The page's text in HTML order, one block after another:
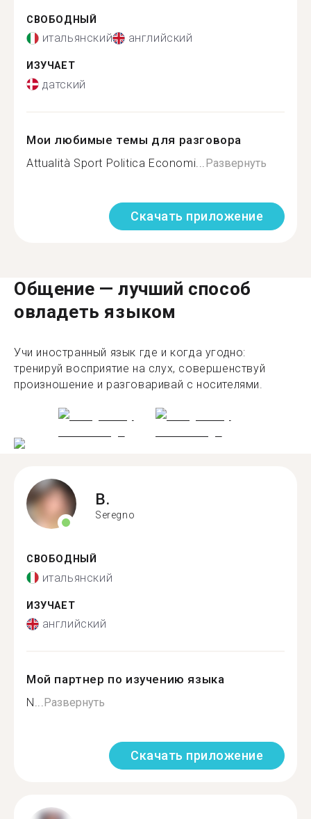
СВОБОДНЫЙ
итальянский английский
ИЗУЧАЕТ
датский
Мои любимые темы для разговора
Attualità Sport Politica Economi... Развернуть
Скачать приложение
Общение — лучший способ
овладеть языком
Учи иностранный язык где и когда угодно:
тренируй восприятие на слух, совершенствуй
произношение и разговаривай с носителями.
B.
Seregno
СВОБОДНЫЙ
итальянский
ИЗУЧАЕТ
английский
Мой партнер по изучению языка
N...Развернуть
Скачать приложение